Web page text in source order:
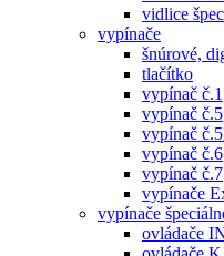
vidlice
vypínače
šnúrové,
tlačítko
vypínač č.1
vypínač č.5
vypínač
vypínač č.6
vypínač č.7
vypínače
vypínače
ovládače